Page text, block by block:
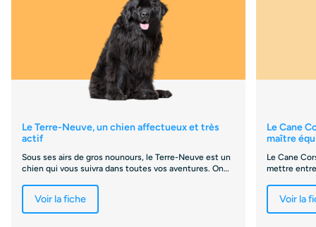
Le Terre-Neuve, un chien affectueux et très
actif
Sous ses airs de gros nounours, le Terre-Neuve est un
chien qui vous suivra dans toutes vos aventures. On
Voir la fiche
Le Cane
maître
Le Cane
mettre
Voir la